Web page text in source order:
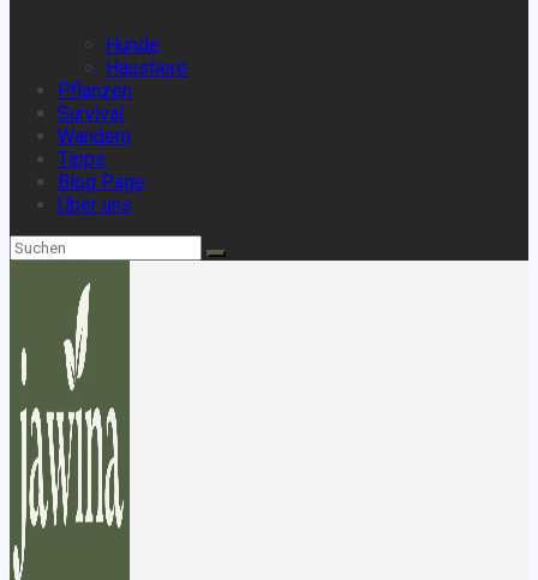
Hunde
Haustiere
Pflanzen
Survival
Wandern
Tipps
Blog Page
Über uns